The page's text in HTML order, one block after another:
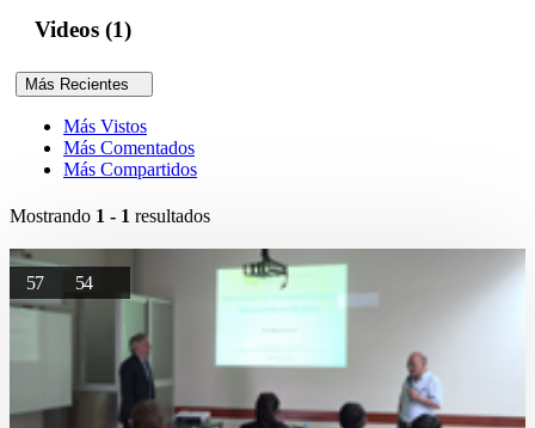
Videos (1)
Más Recientes
Más Vistos
Más Comentados
Más Compartidos
Mostrando 1 - 1 resultados
57 54